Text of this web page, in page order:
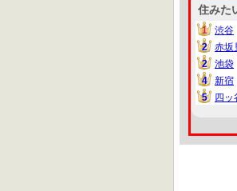
住みた
1
1
渋谷
2
2
赤坂
2
2
池袋
4
4
新宿
5
5 四ッ